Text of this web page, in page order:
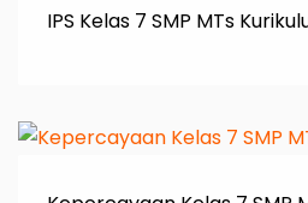
IPS Kelas 7 SMP MTs